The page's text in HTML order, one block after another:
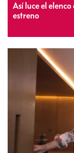
Así luce el elenco
estreno